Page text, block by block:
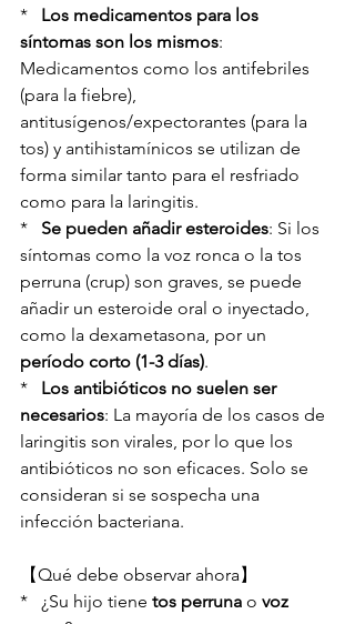
* Los medicamentos para los
síntomas son los mismos:
Medicamentos como los antifebriles
(para la fiebre),
antitusígenos/expectorantes (para la
tos) y antihistamínicos se utilizan de
forma similar tanto para el resfriado
como para la laringitis.
* Se pueden añadir esteroides: Si los
síntomas como la voz ronca o la tos
perruna (crup) son graves, se puede
añadir un esteroide oral o inyectado,
como la dexametasona, por un
período corto (1-3 días).
* Los antibióticos no suelen ser
necesarios: La mayoría de los casos de
laringitis son virales, por lo que los
antibióticos no son eficaces. Solo se
consideran si se sospecha una
infección bacteriana.
【Qué debe observar ahora】
*   ¿Su hijo tiene tos perruna o voz